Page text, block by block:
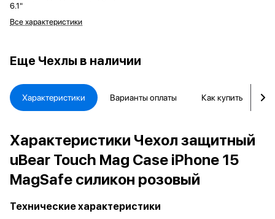
6.1"
Все характеристики
Еще Чехлы в наличии
Характеристики Варианты оплаты Как купить
Характеристики Чехол защитный
uBear Touch Mag Case iPhone 15
MagSafe силикон розовый
Технические характеристики